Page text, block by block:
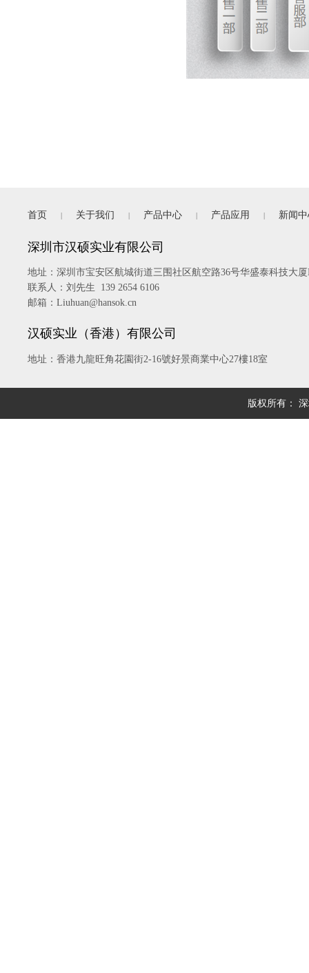
首页 | 关于我们 | 产品中心 | 产品应用 | 新闻
深圳市汉硕实业有限公司
地址： 深圳市宝安区航城街道三围社区航空路36号华盛泰科技大厦
联系人：刘先生 139 2654 6106
邮箱：Liuhuan@hansok.cn
汉硕实业（香港）有限公司
地址：香港九龍旺角花園街2-16號好景商業中心27樓18室
版权所有：